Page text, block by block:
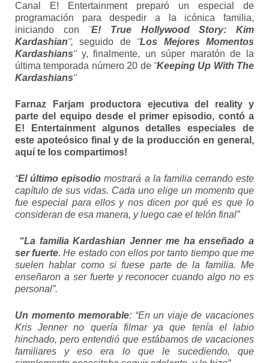
Canal E! Entertainment preparó un especial de
programación para despedir a la icónica familia,
iniciando con ¨E! True Hollywood Story: Kim
Kardashian¨,seguido de ¨Los Mejores Momentos
Kardashians¨ y, finalmente, un súper maratón de la
última temporada número 20 de ¨Keeping Up With The
Kardashians¨
Farnaz Farjam productora ejecutiva del reality y
parte del equipo desde el primer episodio, contó a
E! Entertainment algunos detalles especiales de
este apoteósico final y de la producción en general,
aquí te los compartimos!
“El último episodio mostrará a la familia cerrando este
capítulo de sus vidas. Cada uno elige un momento que
fue especial para ellos y nos dicen por qué es que lo
consideran de esa manera, y luego cae el telón final”
“La familia Kardashian Jenner me ha enseñado a
ser fuerte. He estado con ellos por tanto tiempo que me
suelen hablar como si fuese parte de la familia. Me
enseñaron a ser fuerte y reconocer cuando algo no es
personal”.
Un momento memorable: “En un viaje de vacaciones
Kris Jenner no quería filmar ya que tenía el labio
hinchado, pero entendió que estábamos de vacaciones
familiares y eso era lo que le sucediendo, que